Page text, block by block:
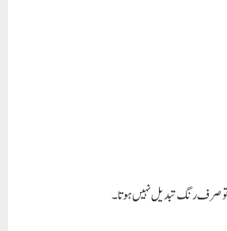
صرف رنگ تبدیل نہیں ہوتا۔